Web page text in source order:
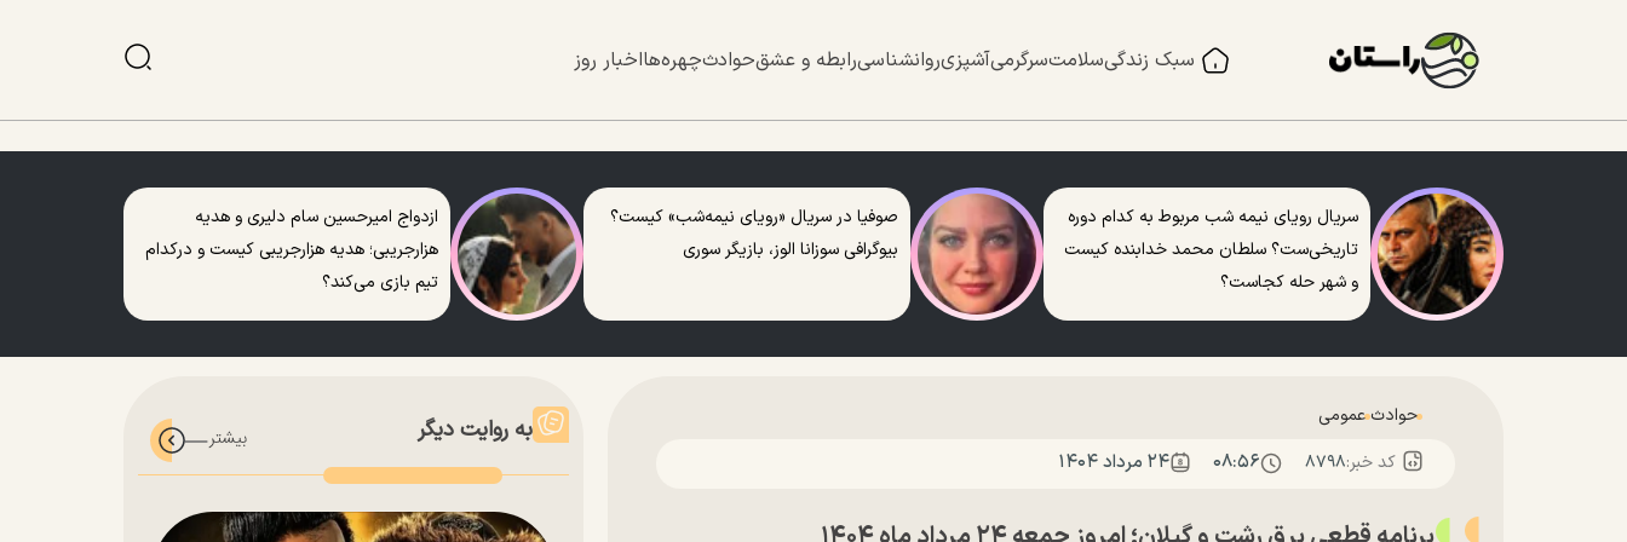
سبک زندگیسلامتسرگرمیآشپزیروانشناسیرابطه و عشقحوادثچهره‌هااخبار روز
سریال رویای نیمه شب مربوط به کدام دوره
تاریخی‌ست؟ سلطان محمد خدابنده کیست
و شهر حله کجاست؟
صوفیا در سریال «رویای نیمه‌شب» کیست؟
بیوگرافی سوزانا الوز، بازیگر سوری
ازدواج امیرحسین سام دلیری و هدیه
هزارجریبی؛ هدیه هزارجریبی کیست و درکدام
تیم بازی می‌کند؟
حوادث عمومی
کد خبر:۸۷۹۸ ۰۸:۵۶ ۲۴ مرداد ۱۴۰۴
به روایت دیگر